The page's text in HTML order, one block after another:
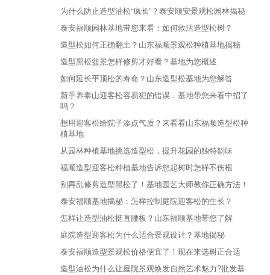
为什么防止造型油松“疯长”？泰安顺安景观松园林揭秘
泰安福顺园林基地带您来看：如何救活造型松树？
造型松如何正确翻土？山东福顺景观松种植基地揭秘
造型黑松盆景怎样修剪才好看？基地为您概述
如何延长平顶松的寿命？山东造型松基地为您解答
新手养泰山迎客松容易犯的错误，基地带您来看中招了
吗？
想用迎客松给院子添点气质？来看看山东福顺造型松种
植基地
从园林种植基地挑选造型松，提升花园的独特韵味
福顺造型迎客松种植基地告诉您起树时怎样不伤根
别再乱修剪造型黑松了！基地园艺大师教你正确方法！
泰安福顺基地揭秘：怎样控制庭院迎客松的生长？
怎样让造型油松挺直腰板？山东福顺基地带您了解
庭院造型迎客松为什么适合景观设计？基地揭秘
泰安福顺造型景观松价格便宜了！现在来选树正合适
造型油松为什么让庭院景观焕发自然艺术魅力?批发基